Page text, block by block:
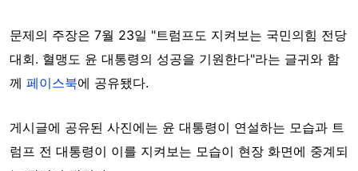
문제의 주장은 7월 23일 "트럼프도 지켜보는 국민의힘 전당
대회. 혈맹도 윤 대통령의 성공을 기원한다"라는 글귀와 함
께 페이스북에 공유됐다.
게시글에 공유된 사진에는 윤 대통령이 연설하는 모습과 트
럼프 전 대통령이 이를 지켜보는 모습이 현장 화면에 중계되